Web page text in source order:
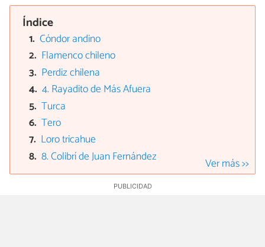
Índice
Cóndor andino
Flamenco chileno
Perdiz chilena
4. Rayadito de Más Afuera
Turca
Tero
Loro tricahue
8. Colibrí de Juan Fernández
Ver más >>